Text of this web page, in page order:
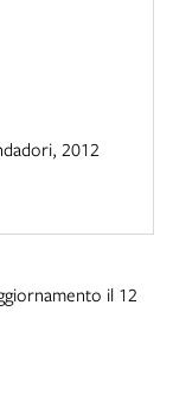
, 2012
il 12